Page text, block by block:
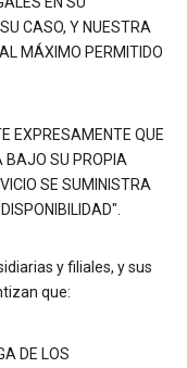
CASO, Y NUESTRA
MÁXIMO PERMITIDO
EXPRESAMENTE QUE
BAJO SU PROPIA
SE SUMINISTRA
y filiales, y sus
que:
DE LOS